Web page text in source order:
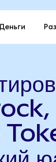
Деньги